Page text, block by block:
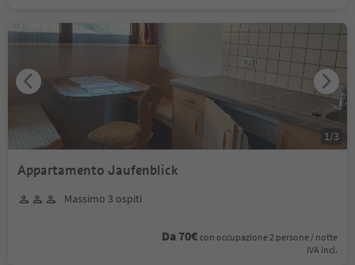
Appartamento Jaufenblick
Massimo 3 ospiti
Da 70€ con occupazione 2 persone / notte
IVA incl.
1/3